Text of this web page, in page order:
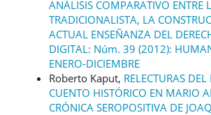
ANÁLISIS COMPARATIVO ENTRE
TRADICIONALISTA, LA
ACTUAL ENSEÑANZA DEL
DIGITAL: Núm. 39 (2012):
ENERO-DICIEMBRE
Roberto Kaput, RELECTURAS
CUENTO HISTÓRICO EN MARIO
CRÓNICA SEROPOSITIVA DE